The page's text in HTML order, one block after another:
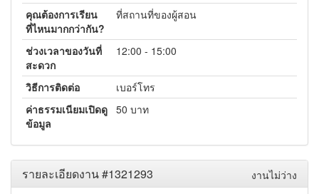
คุณต้องการเรียน
ที่ไหนมากกว่ากัน?
ที่สถานที่ของผู้สอน
ช่วงเวลาของวันที่
สะดวก
12:00 - 15:00
วิธีการติดต่อ
เบอร์โทร
ค่าธรรมเนียมเปิดดู
ข้อมูล
50 บาท
งานไม่ว่าง
รายละเอียดงาน #1321293